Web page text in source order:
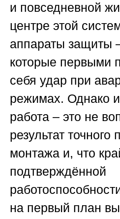
и повседневной
центре этой
аппараты защиты
которые первыми
себя удар при
режимах. Однако
работа – это не
результат точного
монтажа и, что
подтверждённой
на первый план